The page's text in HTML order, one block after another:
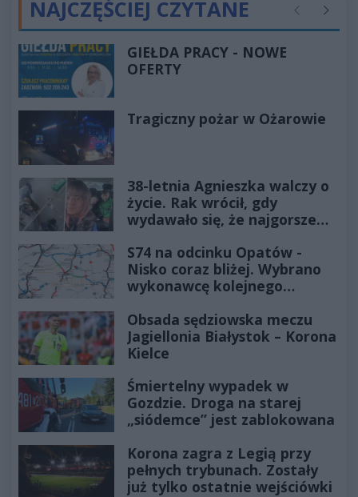
NAJCZĘŚCIEJ CZYTANE Poprzednie
GIEŁDA PRACY - NOWE
OFERTY
Tragiczny pożar w Ożarowie
38-letnia Agnieszka walczy o
życie. Rak wrócił, gdy
wydawało się, że najgorsze
S74 na odcinku Opatów -
Nisko coraz bliżej. Wybrano
wykonawcę kolejnego
Obsada sędziowska meczu
Jagiellonia Białystok – Korona
Kielce
Śmiertelny wypadek w
Gozdzie. Droga na starej
„siódemce” jest zablokowana
Korona zagra z Legią przy
pełnych trybunach. Zostały
już tylko ostatnie wejściówki